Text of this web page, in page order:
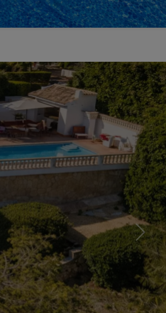
Next